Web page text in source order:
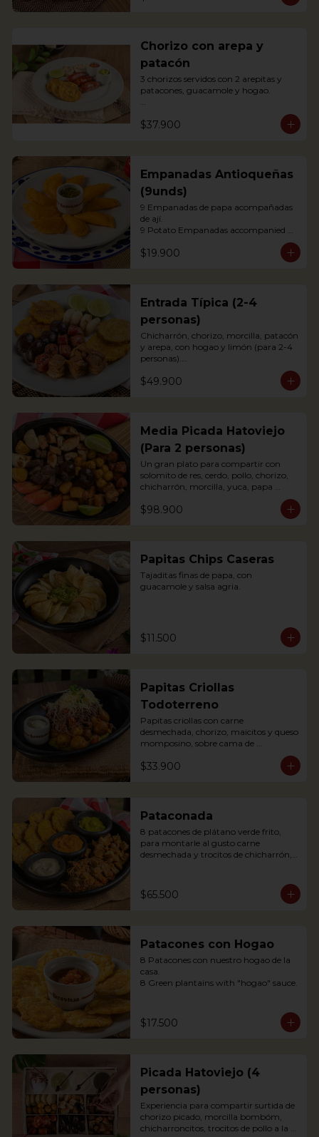
crunchiness, accompanied by creole
potatoes, onion and agras reduction.
Chorizo con arepa y
patacón
3 chorizos servidos con 2 arepitas y
patacones, guacamole y hogao.
Antioquian Sausage with arepa and
green plantains.
$37.900
Empanadas Antioqueñas
(9unds)
9 Empanadas de papa acompañadas
de ají.
9 Potato Empanadas accompanied
$19.900
Entrada Típica (2-4
personas)
Chicharrón, chorizo, morcilla, patacón
y arepa, con hogao y limón (para 2-4
personas).
*Arepa de mote: no hay disponibilidad
Portions of pork crackling, sausage,
$49.900
Media Picada Hatoviejo
(Para 2 personas)
Un gran plato para compartir con
solomito de res, cerdo, pollo, chorizo,
chicharrón, morcilla, yuca, papa
Acompañada de salsa de tomate, salsa
$98.900
Papitas Chips Caseras
Tajaditas finas de papa, con
guacamole y salsa agria.
$11.500
Papitas Criollas
Todoterreno
Papitas criollas con carne
desmechada, chorizo, maicitos y queso
momposino, sobre cama de
$33.900
Pataconada
8 patacones de plátano verde frito,
para montarle al gusto carne
desmechada y trocitos de chicharrón,
assemble with shredded meat and
chicharrón chunks, sour cream, refried
$65.500
Patacones con Hogao
8 Patacones con nuestro hogao de la
casa.
8 Green plantains with "hogao" sauce.
$17.500
Picada Hatoviejo (4
personas)
Experiencia para compartir surtida de
chorizo picado, morcilla bombóm,
chicharroncitos, trocitos de pollo a la